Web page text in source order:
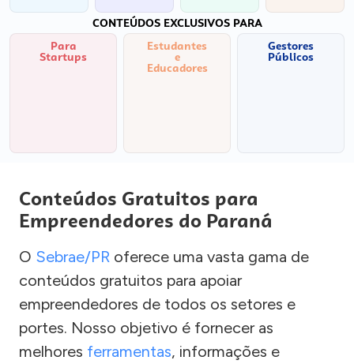
CONTEÚDOS EXCLUSIVOS PARA
Para
Startups
Estudantes
e
Educadores
Gestores
Públicos
Conteúdos Gratuitos para
Empreendedores do Paraná
O Sebrae/PR oferece uma vasta gama de
conteúdos gratuitos para apoiar
empreendedores de todos os setores e
portes. Nosso objetivo é fornecer as
melhores ferramentas, informações e